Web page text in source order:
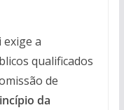
a
qualificados
de
da